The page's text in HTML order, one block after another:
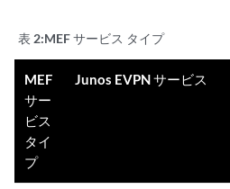
表 2:MEF サービス タイプ
MEF
サー
ビス
タイ
プ
Junos EVPN サービス